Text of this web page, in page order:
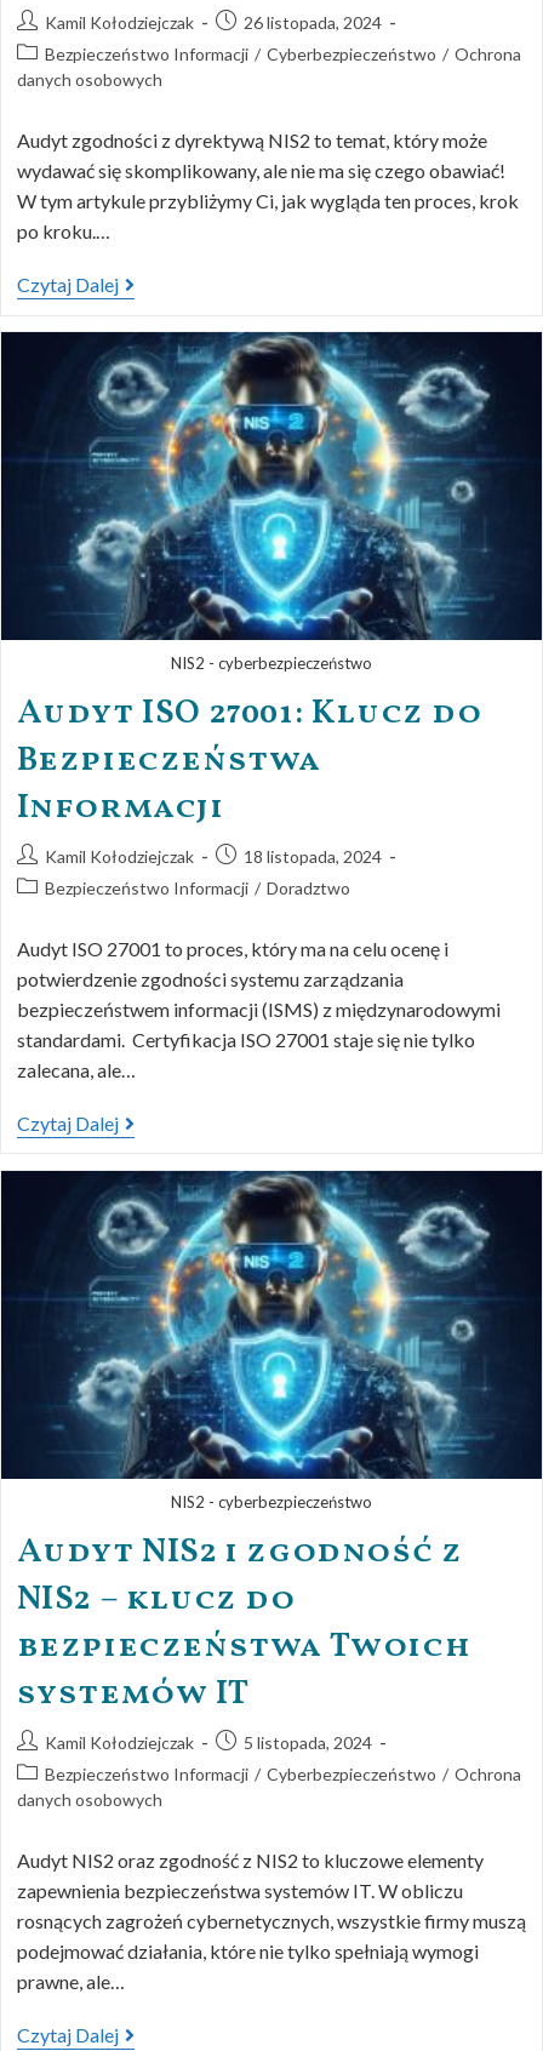
Kamil Kołodziejczak
26 listopada, 2024
Bezpieczeństwo Informacji / Cyberbezpieczeństwo / Ochrona
danych osobowych
Audyt zgodności z dyrektywą NIS2 to temat, który może
wydawać się skomplikowany, ale nie ma się czego obawiać!
W tym artykule przybliżymy Ci, jak wygląda ten proces, krok
po kroku.…
Czytaj Dalej
NIS2 - cyberbezpieczeństwo
Audyt ISO 27001: Klucz do
Bezpieczeństwa
Informacji
Kamil Kołodziejczak
18 listopada, 2024
Bezpieczeństwo Informacji / Doradztwo
Audyt ISO 27001 to proces, który ma na celu ocenę i
potwierdzenie zgodności systemu zarządzania
bezpieczeństwem informacji (ISMS) z międzynarodowymi
standardami. Certyfikacja ISO 27001 staje się nie tylko
zalecana, ale…
Czytaj Dalej
NIS2 - cyberbezpieczeństwo
Audyt NIS2 i zgodność z
NIS2 – klucz do
bezpieczeństwa Twoich
systemów IT
Kamil Kołodziejczak
5 listopada, 2024
Bezpieczeństwo Informacji / Cyberbezpieczeństwo / Ochrona
danych osobowych
Audyt NIS2 oraz zgodność z NIS2 to kluczowe elementy
zapewnienia bezpieczeństwa systemów IT. W obliczu
rosnących zagrożeń cybernetycznych, wszystkie firmy muszą
podejmować działania, które nie tylko spełniają wymogi
prawne, ale…
Czytaj Dalej